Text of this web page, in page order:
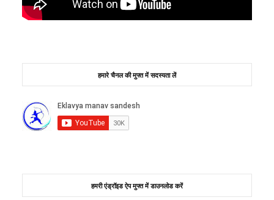
हमारे चैनल की मुफ्त में सदस्यता लें
हमरी एंड्रॉइड ऐप मुफ्त में डाउनलोड करें